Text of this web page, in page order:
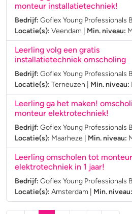
monteur installatietechniek!
Bedrijf: Goflex Young Professionals
Locatie(s): Veendam Min. niveau:
Leerling volg een gratis
installatietechniek omscholing
Bedrijf: Goflex Young Professionals
Locatie(s): Terneuzen Min. niveau:
Leerling ga het maken!
monteur elektrotechniek!
Bedrijf: Goflex Young Professionals
Locatie(s): Maarheze Min. niveau:
Leerling omscholen tot monteur
elektrotechniek in 1 jaar!
Bedrijf: Goflex Young Professionals
Locatie(s): Amsterdam Min. niveau: